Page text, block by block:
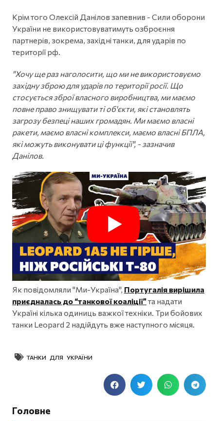
Крім того Олексій Данілов запевнив - Сили оборони
України не використовуватимуть озброєння
партнерів, зокрема, західні танки, для ударів по
території рф.
"Хочу ще раз наголосити, що ми не використовуємо
західну зброю для ударів по території росії. Що
стосується зброї власного виробництва, ми маємо
повне право знищувати ті об'єкти, які становлять
загрозу безпеці наших громадян. Ми маємо власні
ракети, маємо власні комплекси, маємо власні БПЛА,
які можуть виконувати ці функції", - зазначив
Данілов.
Як повідомляли "Ми-Україна", Португалія вирішила
приєдналась до “танкової коаліції”та надати
Україні кілька одиниць важкої техніки. Три бойових
танки Leopard 2 надійдуть вже наступного місяця.
ТАНКИ ДЛЯ УКРАЇНИ
Головне